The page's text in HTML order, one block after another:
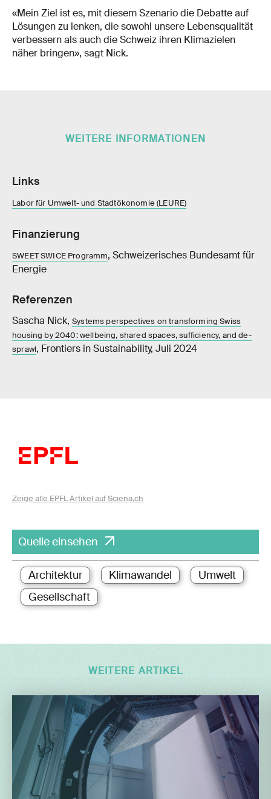
«Mein Ziel ist es, mit diesem Szenario die Debatte auf
Lösungen zu lenken, die sowohl unsere Lebensqualität
verbessern als auch die Schweiz ihren Klimazielen
näher bringen», sagt Nick.
WEITERE INFORMATIONEN
Links
Labor für Umwelt- und Stadtökonomie (LEURE)
Finanzierung
SWEET SWICE Programm, Schweizerisches Bundesamt für
Energie
Referenzen
Sascha Nick, Systems perspectives on transforming Swiss
housing by 2040: wellbeing, shared spaces, sufficiency, and de-
sprawl, Frontiers in Sustainability, Juli 2024
Zeige alle EPFL Artikel auf Sciena.ch
Quelle einsehen
Architektur Klimawandel
Umwelt
Gesellschaft
WEITERE ARTIKEL